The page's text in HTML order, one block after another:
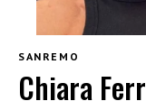
SANREMO
Chiara